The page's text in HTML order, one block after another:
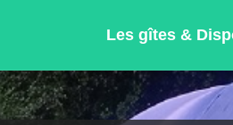
Les gîtes &